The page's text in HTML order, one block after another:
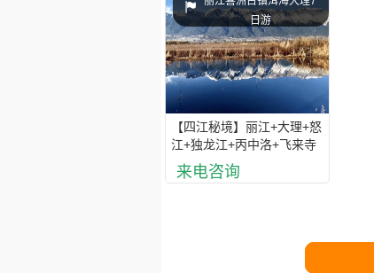
日游
【四江秘境】丽江+大理+怒
江+独龙江+丙中洛+飞来寺
+香格里拉+白水台+虎跳峡
大环线6晚7日精品纯玩游
来电咨询